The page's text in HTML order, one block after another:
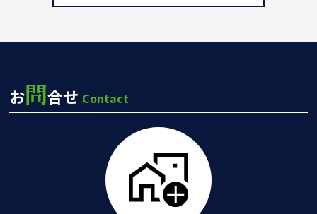
お問合せ Contact